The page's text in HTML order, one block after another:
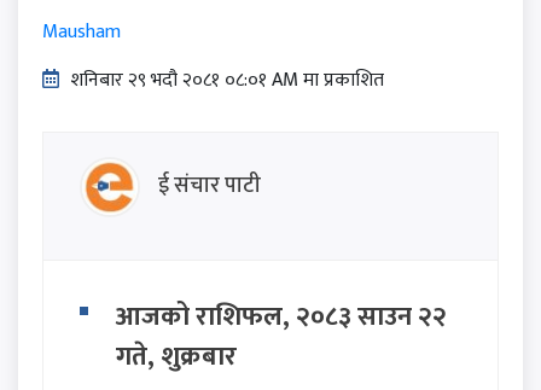
Mausham
शनिबार २९ भदौ २०८१ ०८:०१ AM मा प्रकाशित
ई संचार पाटी
आजको राशिफल, २०८३ साउन २२
गते, शुक्रबार